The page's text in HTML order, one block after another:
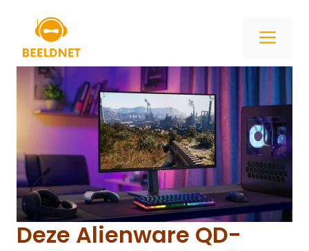
inhoud
Deze Alienware QD-